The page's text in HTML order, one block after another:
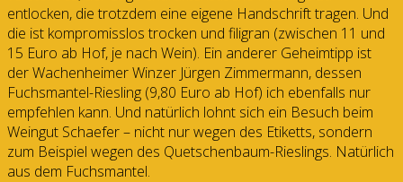
entlocken, die trotzdem eine eigene Handschrift tragen. Und
die ist kompromisslos trocken und filigran (zwischen 11 und
15 Euro ab Hof, je nach Wein). Ein anderer Geheimtipp ist
der Wachenheimer Winzer Jürgen Zimmermann, dessen
Fuchsmantel-Riesling (9,80 Euro ab Hof) ich ebenfalls nur
empfehlen kann. Und natürlich lohnt sich ein Besuch beim
Weingut Schaefer – nicht nur wegen des Etiketts, sondern
zum Beispiel wegen des Quetschenbaum-Rieslings. Natürlich
aus dem Fuchsmantel.